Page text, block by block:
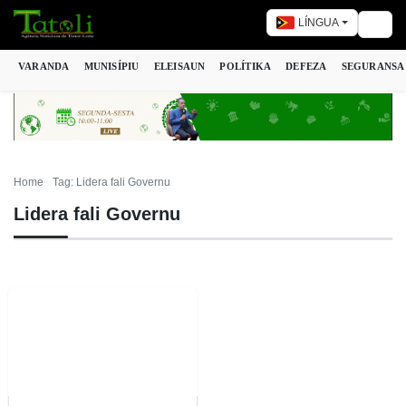
LÍNGUA
VARANDA MUNISÍPIU ELEISAUN POLÍTIKA DEFEZA SEGURANSA
Home Tag: Lidera fali Governu
Lidera fali Governu